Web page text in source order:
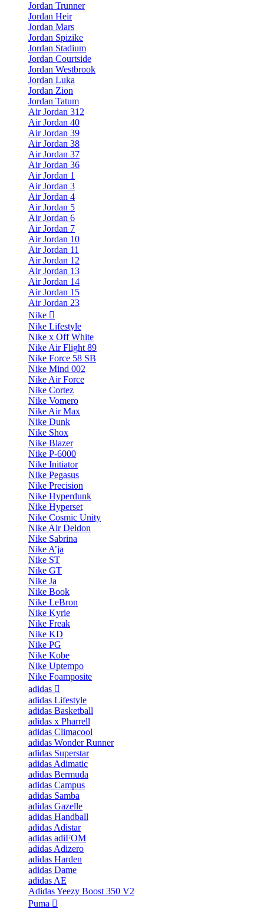
Jordan Trunner
Jordan Heir
Jordan Mars
Jordan Spizike
Jordan Stadium
Jordan Courtside
Jordan Westbrook
Jordan Luka
Jordan Zion
Jordan Tatum
Air Jordan 312
Air Jordan 40
Air Jordan 39
Air Jordan 38
Air Jordan 37
Air Jordan 36
Air Jordan 1
Air Jordan 3
Air Jordan 4
Air Jordan 5
Air Jordan 6
Air Jordan 7
Air Jordan 10
Air Jordan 11
Air Jordan 12
Air Jordan 13
Air Jordan 14
Air Jordan 15
Air Jordan 23
Nike
Nike Lifestyle
Nike x Off White
Nike Air Flight 89
Nike Force 58 SB
Nike Mind 002
Nike Air Force
Nike Cortez
Nike Vomero
Nike Air Max
Nike Dunk
Nike Shox
Nike Blazer
Nike P-6000
Nike Initiator
Nike Pegasus
Nike Precision
Nike Hyperdunk
Nike Hyperset
Nike Cosmic Unity
Nike Air Deldon
Nike Sabrina
Nike A’ja
Nike ST
Nike GT
Nike Ja
Nike Book
Nike LeBron
Nike Kyrie
Nike Freak
Nike KD
Nike PG
Nike Kobe
Nike Uptempo
Nike Foamposite
adidas
adidas Lifestyle
adidas Basketball
adidas x Pharrell
adidas Climacool
adidas Wonder Runner
adidas Superstar
adidas Adimatic
adidas Bermuda
adidas Campus
adidas Samba
adidas Gazelle
adidas Handball
adidas Adistar
adidas adiFOM
adidas Adizero
adidas Harden
adidas Dame
adidas AE
Adidas Yeezy Boost 350 V2
Puma